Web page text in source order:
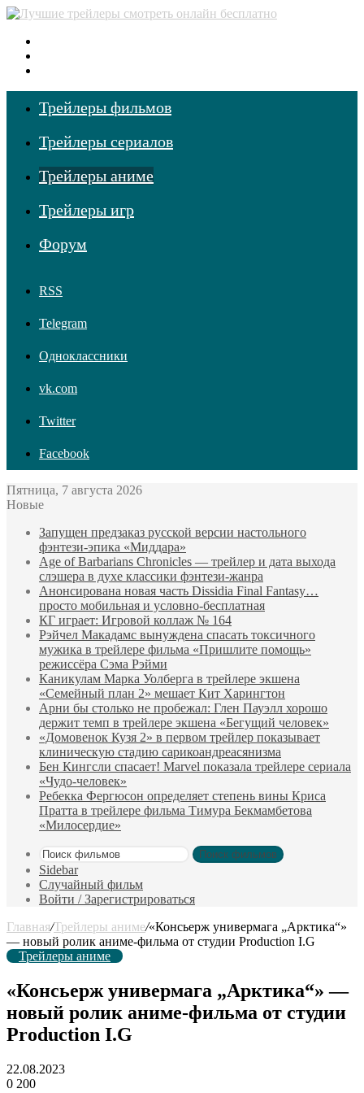
Трейлеры фильмов
Трейлеры сериалов
Трейлеры аниме
Трейлеры игр
Форум
RSS
Telegram
Одноклассники
vk.com
Twitter
Facebook
Пятница, 7 августа 2026
Новые
Запущен предзаказ русской версии настольного
фэнтези-эпика «Миддара»
Age of Barbarians Chronicles — трейлер и дата выхода
слэшера в духе классики фэнтези-жанра
Анонсирована новая часть Dissidia Final Fantasy…
просто мобильная и условно-бесплатная
КГ играет: Игровой коллаж № 164
Рэйчел Макадамс вынуждена спасать токсичного
мужика в трейлере фильма «Пришлите помощь»
режиссёра Сэма Рэйми
Каникулам Марка Уолберга в трейлере экшена
«Семейный план 2» мешает Кит Харингтон
Арни бы столько не пробежал: Глен Пауэлл хорошо
держит темп в трейлере экшена «Бегущий человек»
«Домовенок Кузя 2» в первом трейлер показывает
клиническую стадию сарикоандреасянизма
Бен Кингсли спасает! Marvel показала трейлере сериала
«Чудо-человек»
Ребекка Фергюсон определяет степень вины Криса
Пратта в трейлере фильма Тимура Бекмамбетова
«Милосердие»
Поиск фильмов
Sidebar
Случайный фильм
Войти / Зарегистрироваться
Главная/Трейлеры аниме/«Консьерж универмага „Арктика“»
— новый ролик аниме-фильма от студии Production I.G
Трейлеры аниме
«Консьерж универмага „Арктика“» —
новый ролик аниме-фильма от студии
Production I.G
22.08.2023
0 200